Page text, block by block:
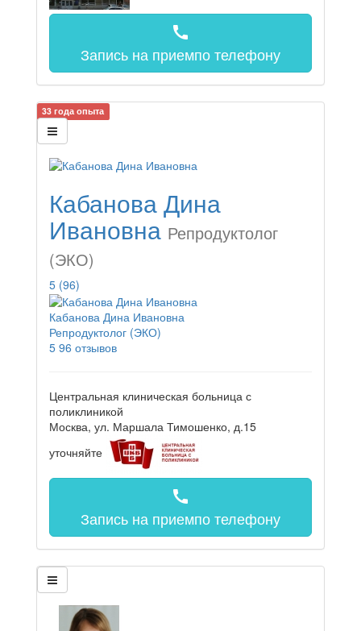
call
Запись на приемпо телефону
33 года опыта
Кабанова Дина
Ивановна Репродуктолог
(ЭКО)
5 (96)
Кабанова Дина Ивановна
Репродуктолог (ЭКО)
5 96 отзывов
Центральная клиническая больница с
поликлиникой
Москва, ул. Маршала Тимошенко, д.15
уточняйте
call
Запись на приемпо телефону